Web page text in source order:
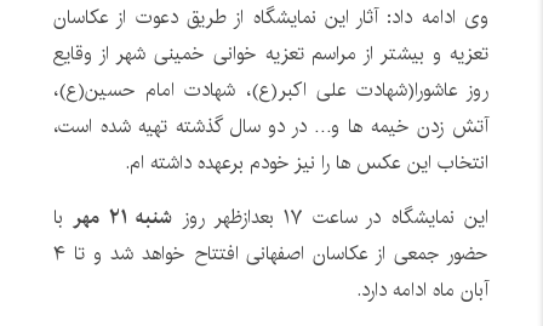
وی ادامه داد: آثار این نمایشگاه از طریق دعوت از عکاسان
تعزیه و بیشتر از مراسم تعزیه خوانی خمینی شهر از وقایع
روز عاشورا(شهادت علی اکبر(ع)، شهادت امام حسین(ع)،
آتش زدن خیمه ها و… در دو سال گذشته تهیه شده است،
انتخاب این عکس ها را نیز خودم برعهده داشته ام.
این نمایشگاه در ساعت ۱۷ بعدازظهر روز
شنبه ۲۱ مهر
با
حضور جمعی از عکاسان اصفهانی افتتاح خواهد شد و تا ۴
آبان ماه ادامه دارد.